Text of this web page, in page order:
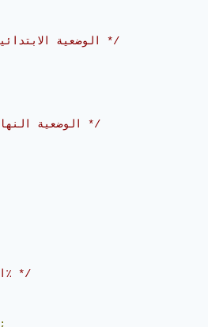
/* الوضعية الابتدائية: يتم نقلها إلى اليسار */
/* الوضعية النهائية: يتم نقلها إلى الوسط */
/* العرض الابتدائي: 100٪ */
;